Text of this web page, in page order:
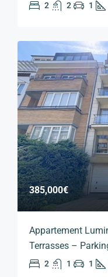
2 2 1
385,000€
Appartement
Terrasses –
2 1 1